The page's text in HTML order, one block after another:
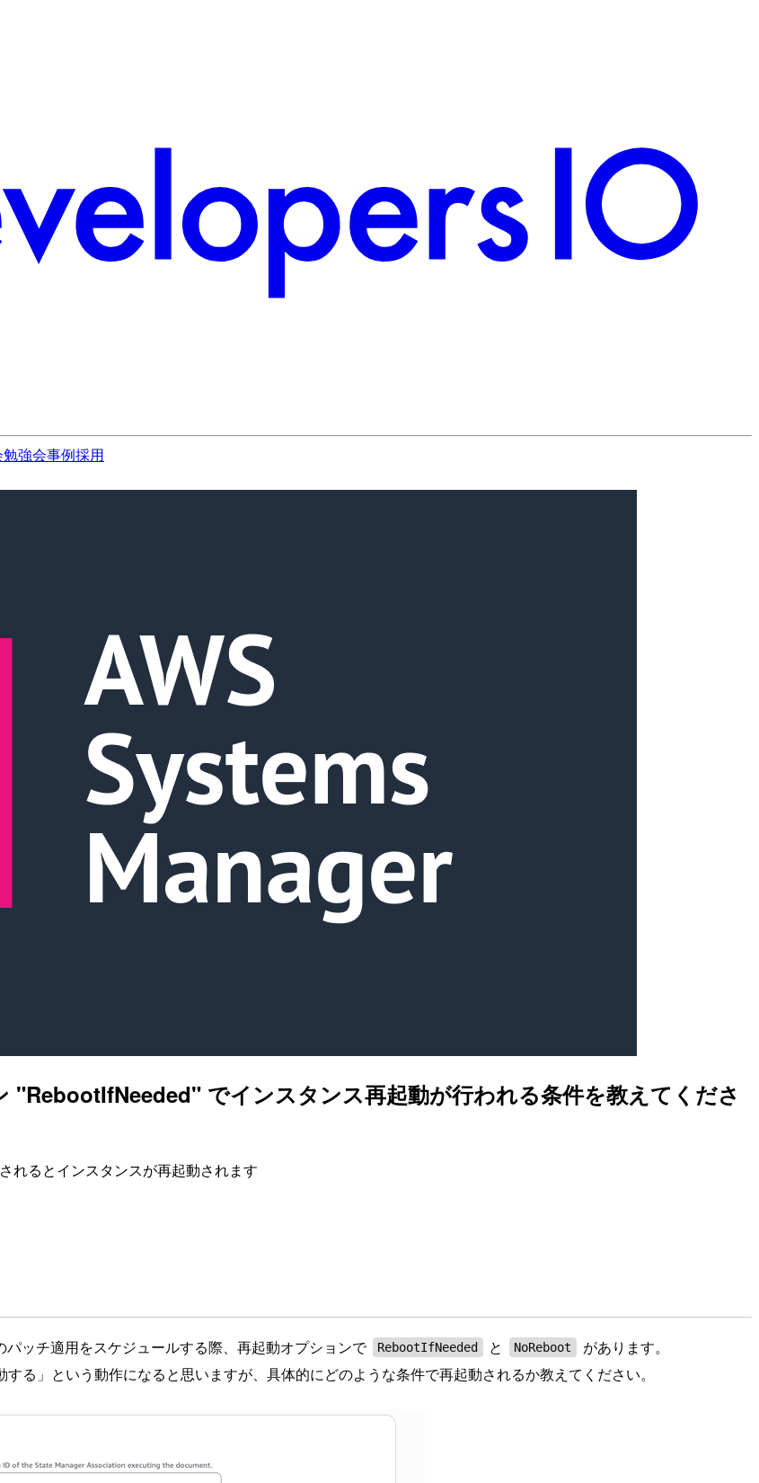
勉強会事例採用
でインスタンス再起動が行われる条件を教えてくださ
れるとインスタンスが再起動されます
ッチ適用をスケジュールする際、再起動オプションで RebootIfNeeded と NoReboot があります。
る」という動作になると思いますが、具体的にどのような条件で再起動されるか教えてください。